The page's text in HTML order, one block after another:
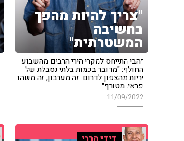
"צריך להיות מהפך
בחשיבה
המשטרתית"
זהבי התייחס למקרי הירי הרבים מהשבוע
החולף: "מדובר בכמות בלתי נסבלת של
יריות מהצפון לדרום. זה מערבון, זה משהו
פראי, מטורף"
11/09/2022
דידי הררי